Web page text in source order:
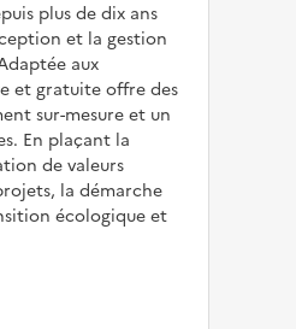
plus de dix ans
et la gestion
aux
et gratuite offre des
sur-mesure et un
En plaçant la
de valeurs
la démarche
écologique et